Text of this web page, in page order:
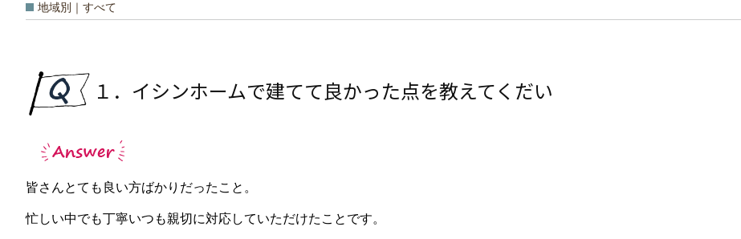
地域別｜すべて
１．イシンホームで建てて良かった点を教えてくだい
皆さんとても良い方ばかりだったこと。
忙しい中でも丁寧いつも親切に対応していただけたことです。